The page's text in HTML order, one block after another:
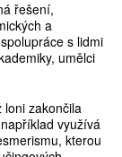
řešení,
a
s lidmi
umělci
loni zakončila
využívá
kterou